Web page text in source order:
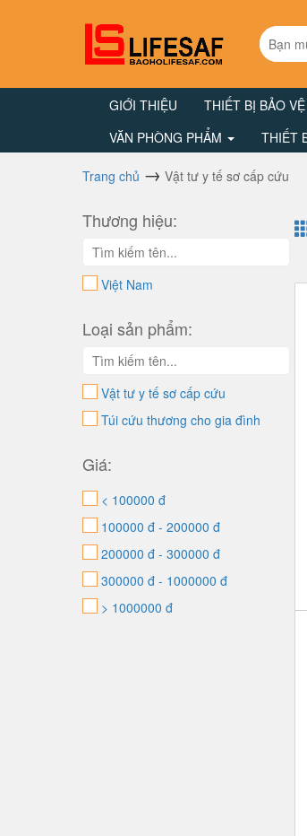
GIỚI THIỆU THIẾT BỊ BẢO
VĂN PHÒNG PHẨM
THIẾT
Trang chủ Vật tư y tế sơ cấp cứu
Thương hiệu:
Việt Nam
Loại sản phẩm:
Vật tư y tế sơ cấp cứu
Túi cứu thương cho gia đình
Giá:
< 100000 đ
100000 đ - 200000 đ
200000 đ - 300000 đ
300000 đ - 1000000 đ
> 1000000 đ